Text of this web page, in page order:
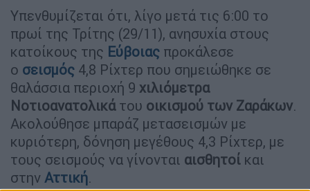
Υπενθυμίζεται ότι, λίγο μετά τις 6:00 το
πρωί της Τρίτης (29/11), ανησυχία στους
κατοίκους της Εύβοιας προκάλεσε
ο σεισμός 4,8 Ρίχτερ που σημειώθηκε σε
θαλάσσια περιοχή 9 χιλιόμετρα
Νοτιοανατολικάτου οικισμού των Ζαράκων.
Ακολούθησε μπαράζ μετασεισμών με
κυριότερη, δόνηση μεγέθους 4,3 Ρίχτερ, με
τους σεισμούς να γίνονται αισθητοί και
στην Αττική.